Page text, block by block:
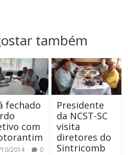
também
fechado
com
2014 0
Presidente
da NCST-SC
visita
diretores do
Sintricomb